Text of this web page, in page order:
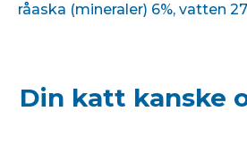
råaska (mineraler) 6%, vatten
Din katt kanske